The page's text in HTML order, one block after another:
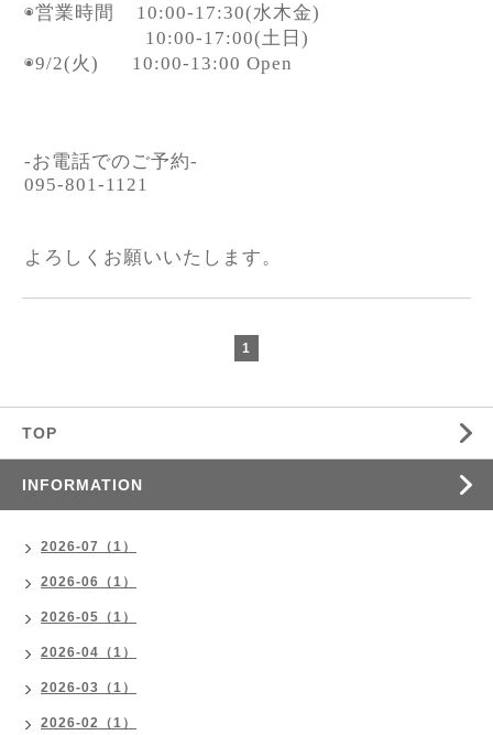
◉営業時間
10:00-17:30(水木金)
10:00-17:00(土日)
◉9/2(火)
10:00-13:00 Open
-お電話でのご予約-
095-801-1121
よろしくお願いいたします。
1
TOP
INFORMATION
2026-07（1）
2026-06（1）
2026-05（1）
2026-04（1）
2026-03（1）
2026-02（1）